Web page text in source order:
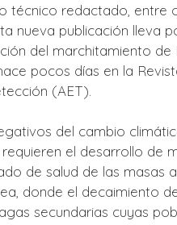
técnico redactado, entre
nueva publicación lleva
del marchitamiento de
pocos días en la
(AET).
del cambio
el desarrollo de
de salud de las masas
donde el decaimiento
secundarias cuyas